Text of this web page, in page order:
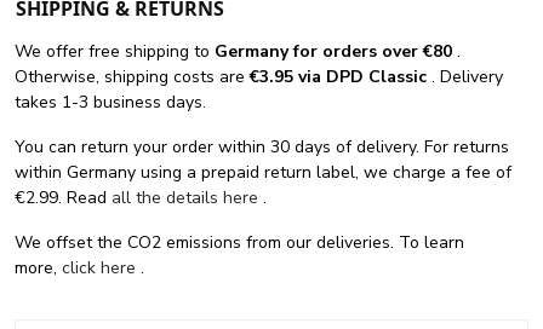
SHIPPING & RETURNS
We offer free shipping to Germany for orders over €80 .
Otherwise, shipping costs are€3.95 via DPD Classic . Delivery
takes 1-3 business days.
You can return your order within 30 days of delivery. For returns
within Germany using a prepaid return label, we charge a fee of
€2.99. Read all the details here .
We offset the CO2 emissions from our deliveries. To learn
more, click here .